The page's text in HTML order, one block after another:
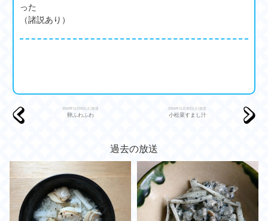
った
（諸説あり）
2019年11月9日(土)放送
卵ふわふわ
2019年11月30日(土)放送
小松菜すまし汁
過去の放送